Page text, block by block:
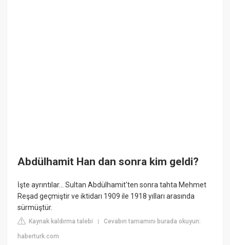
Abdülhamit Han dan sonra kim geldi?
İşte ayrıntılar... Sultan Abdülhamit'ten sonra tahta Mehmet
Reşad geçmiştir ve iktidarı 1909 ile 1918 yılları arasında
sürmüştür.
Kaynak kaldırma talebi |Cevabın tamamını burada okuyun:
haberturk.com